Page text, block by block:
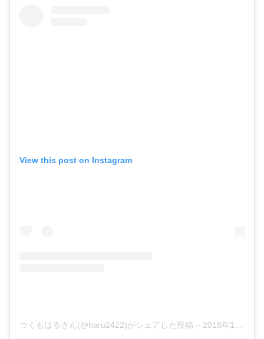
View this post on Instagram
つくもはるさん(@haru2422)がシェアした投稿 – 2018年10月月20日午後10時09分PDT